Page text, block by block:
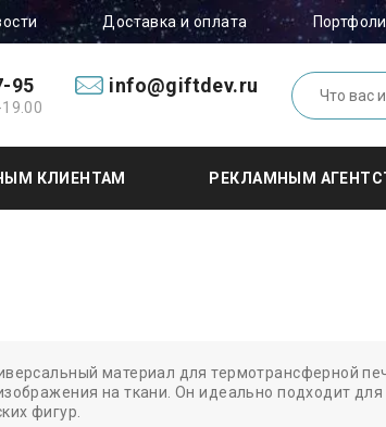
Доставка и оплата
95 info@giftdev.ru
КЛИЕНТАМ РЕКЛАМНЫМ
материал для термотрансферной
на ткани. Он идеально подходит для
фигур.